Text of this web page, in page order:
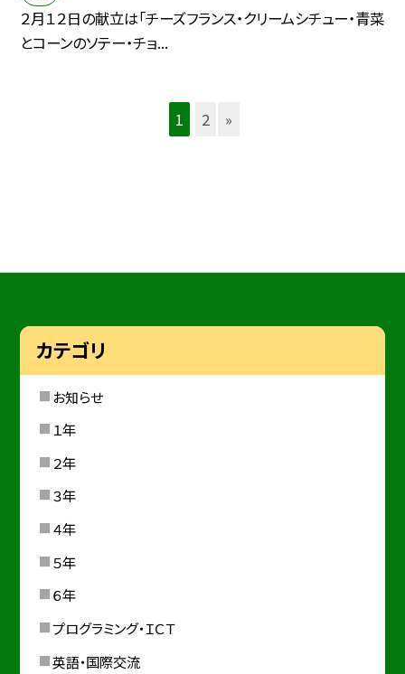
２月１２日の献立は「チーズフランス・クリームシチュー・青菜
とコーンのソテー・チョ...
1 2 »
カテゴリ
お知らせ
１年
２年
３年
４年
５年
６年
プログラミング・ＩＣＴ
英語・国際交流